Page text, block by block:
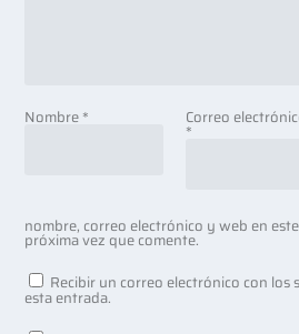
Nombre* Correo
*
nombre, correo electrónico y web en
próxima vez que comente.
Recibir un correo electrónico con los
esta entrada.